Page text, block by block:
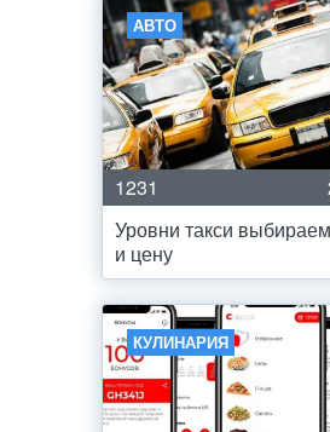
АВТО
1231
Уровни такси
и цену
КУЛИНАРИЯ